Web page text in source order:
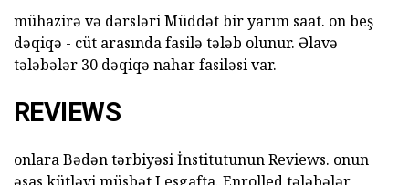
mühazirə və dərsləri Müddət bir yarım saat. on beş
dəqiqə - cüt arasında fasilə tələb olunur. Əlavə
tələbələr 30 dəqiqə nahar fasiləsi var.
REVIEWS
onlara Bədən tərbiyəsi İnstitutunun Reviews. onun